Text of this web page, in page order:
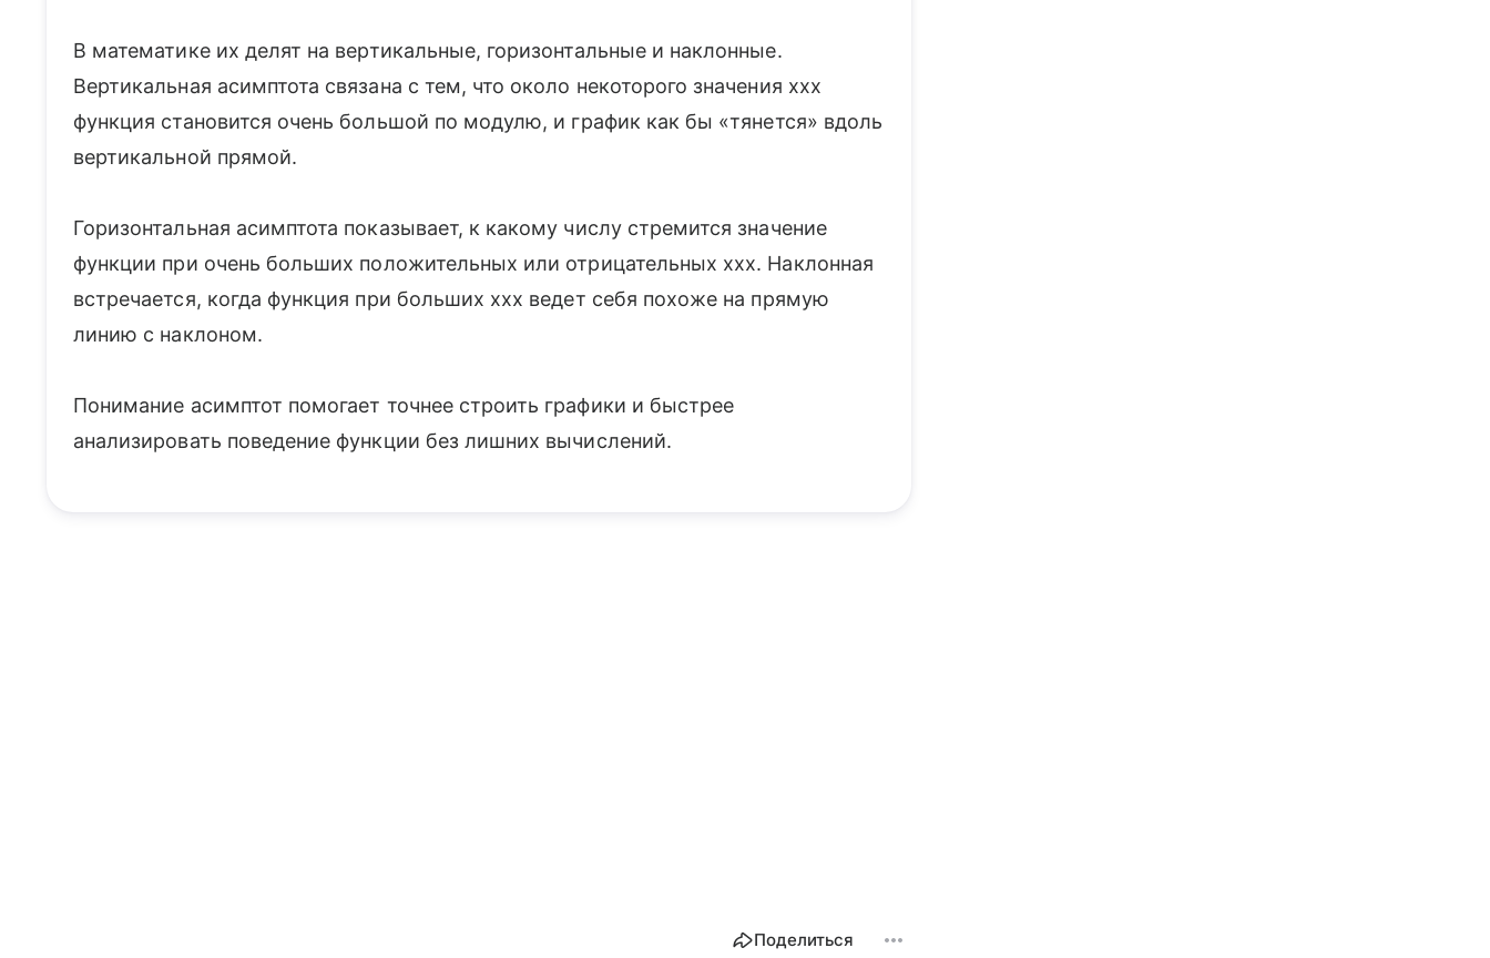
В математике их делят на вертикальные, горизонтальные и наклонные.
Вертикальная асимптота связана с тем, что около некоторого значения xxx
функция становится очень большой по модулю, и график как бы «тянется» вдоль
вертикальной прямой.
Горизонтальная асимптота показывает, к какому числу стремится значение
функции при очень больших положительных или отрицательных xxx. Наклонная
встречается, когда функция при больших xxx ведет себя похоже на прямую
линию с наклоном.
Понимание асимптот помогает точнее строить графики и быстрее
анализировать поведение функции без лишних вычислений.
Поделиться